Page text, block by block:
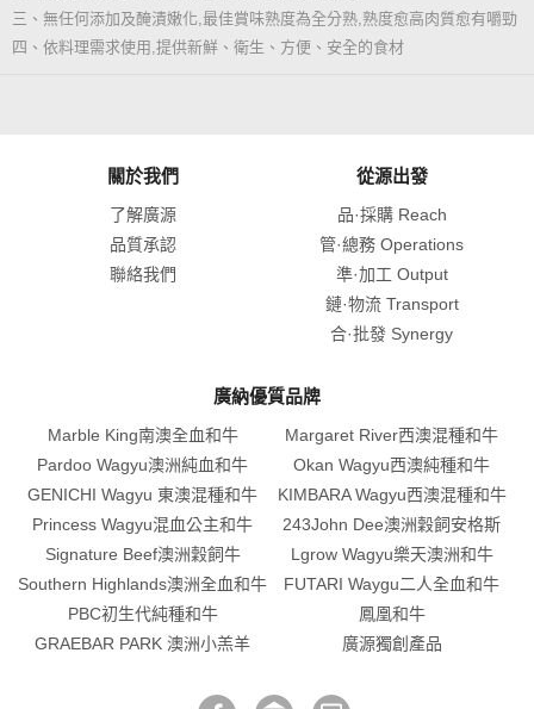
三、無任何添加及醃漬嫩化,最佳賞味熟度為全分熟,熟度愈高肉質愈有嚼勁
四、依料理需求使用,提供新鮮、衛生、方便、安全的食材
關於我們
了解廣源
品質承認
聯絡我們
從源出發
品·採購 Reach
管·總務 Operations
準·加工 Output
鏈·物流 Transport
合·批發 Synergy
廣納優質品牌
Marble King南澳全血和牛
Margaret River西澳混種和牛
Pardoo Wagyu澳洲純血和牛
Okan Wagyu西澳純種和牛
GENICHI Wagyu 東澳混種和牛
KIMBARA Wagyu西澳混種和牛
Princess Wagyu混血公主和牛
243John Dee澳洲穀飼安格斯
Signature Beef澳洲穀飼牛
Lgrow Wagyu樂天澳洲和牛
Southern Highlands澳洲全血和牛
FUTARI Waygu二人全血和牛
PBC初生代純種和牛
鳳凰和牛
GRAEBAR PARK 澳洲小羔羊
廣源獨創產品